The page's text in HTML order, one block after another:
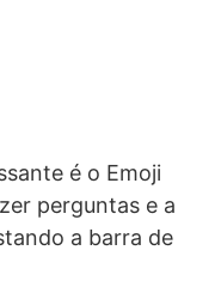
é o Emoji
perguntas e a
a barra de